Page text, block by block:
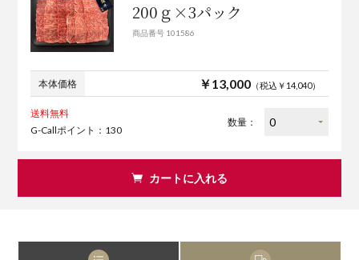
200ｇ×3パック
商品番号 101586
本体価格 ￥13,000（税込￥14,040）
送料無料
G-Callポイント：130
数量：
カートに入れる